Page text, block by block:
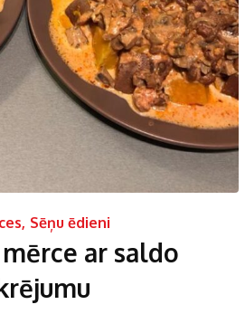
, Sēņu ēdieni
ar saldo